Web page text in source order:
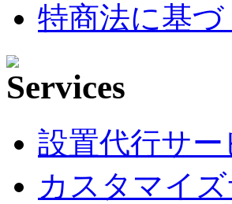
特商法に基づ
設置代行サー
カスタマイ